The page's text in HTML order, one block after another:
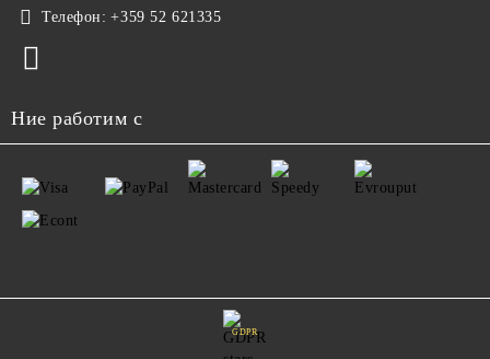
Телефон: +359 52 621335
Ние работим с
GDPR